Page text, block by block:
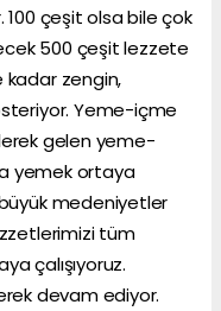
çeşit olsa bile çok
500 çeşit lezzete
kadar zengin,
Yeme-içme
gelen yeme-
yemek ortaya
medeniyetler
tüm
çalışıyoruz.
devam ediyor.